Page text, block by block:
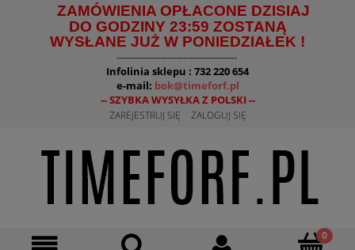
ZAMÓWIENIA OPŁACONE DZISIAJ
DO GODZINY 23:59 ZOSTANĄ
WYSŁANE JUŻ W PONIEDZIAŁEK !
--------------------------------------
Infolinia sklepu : 732 220 654
e-mail: bok@timeforf.pl
-- SZYBKA WYSYŁKA Z POLSKI --
ZAREJESTRUJ SIĘ ZALOGUJ SIĘ